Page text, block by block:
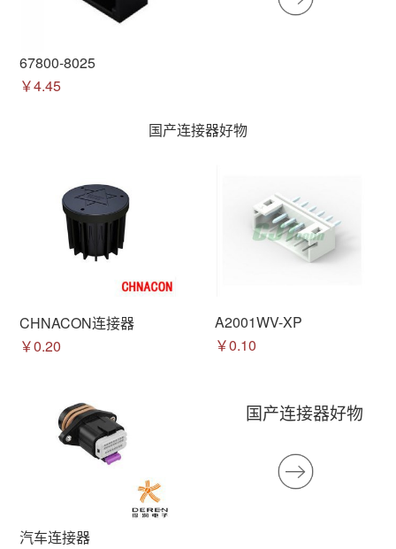
67800-8025
￥4.45
国产连接器好物
CHNACON连接器
￥0.20
A2001WV-XP
￥0.10
汽车连接器
国产连接器好物